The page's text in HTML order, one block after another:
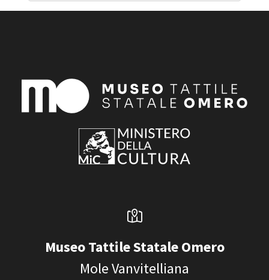
Museo Tattile Statale Omero
Mole Vanvitelliana